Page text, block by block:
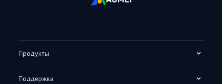
Продукты
Поддержка